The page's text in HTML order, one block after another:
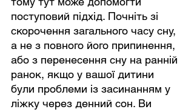
поступовий підхід. Почніть зі
скорочення загального часу сну,
а не з повного його припинення,
або з перенесення сну на ранній
ранок, якщо у вашої дитини
були проблеми із засинанням у
ліжку через денний сон. Ви